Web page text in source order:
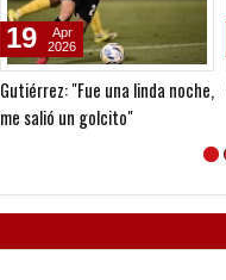
Gutiérrez: "Fue una linda noche,
me salió un golcito"
19
Apr
2026